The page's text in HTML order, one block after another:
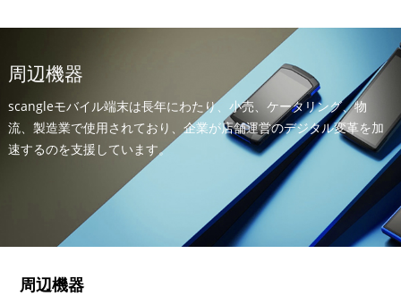
周辺機器
scangleモバイル端末は長年にわたり、小売、ケータリング、物
流、製造業で使用されており、企業が店舗運営のデジタル変革を加
速するのを支援しています。
周辺機器